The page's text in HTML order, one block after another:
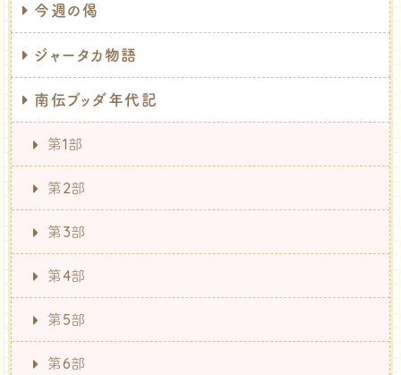
今週の偈
ジャータカ物語
南伝ブッダ年代記
第1部
第2部
第3部
第4部
第5部
第6部